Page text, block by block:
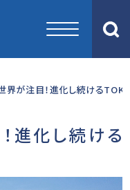
世界が注目！進化し続ける
進化し続ける